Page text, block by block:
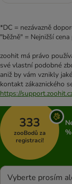
*DC = nezávazně
"běžně" = Nejnižší
zoohit má právo
své vlastní podobné
aniž by vám vznikly
kontakt zákaznického
https://
333
zooBodů za
registraci!
Vyberte prosím